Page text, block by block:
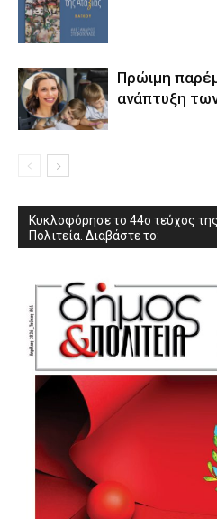
Πρώιμη
ανάπτυξη
Κυκλοφόρησε το 44ο τεύχος
Πολιτεία. Διαβάστε το: